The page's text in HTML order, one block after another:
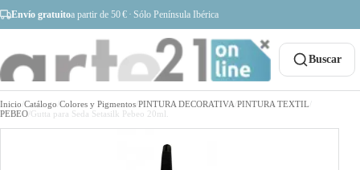
Envío gratuitoa partir de 50 € · Sólo Península Ibérica
Buscar
Inicio Catálogo Colores y Pigmentos PINTURA DECORATIVA PINTURA TEXTIL
PEBEO Gutta para Seda Setasilk Pebeo 20ml.